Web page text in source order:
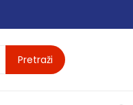
Pretraži